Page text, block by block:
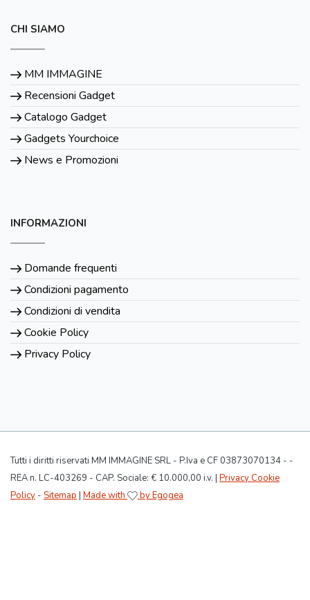
CHI SIAMO
MM IMMAGINE
Recensioni Gadget
Catalogo Gadget
Gadgets Yourchoice
News e Promozioni
INFORMAZIONI
Domande frequenti
Condizioni pagamento
Condizioni di vendita
Cookie Policy
Privacy Policy
Tutti i diritti riservati MM IMMAGINE SRL - P.Iva e CF 03873070134 - -
REA n. LC-403269 - CAP. Sociale: € 10.000,00 i.v. | Privacy Cookie
Policy - Sitemap | Made with by Egogea